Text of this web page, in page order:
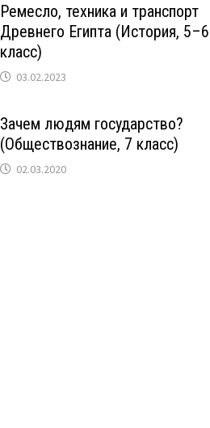
Ремесло, техника и транспорт
Древнего Египта (История, 5–6
класс)
03.02.2023
Зачем людям государство?
(Обществознание, 7 класс)
02.03.2020